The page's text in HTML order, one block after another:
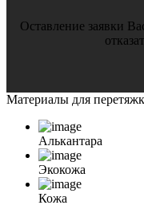
Оставление заявки
Материалы для
Алькантара
Экокожа
Кожа